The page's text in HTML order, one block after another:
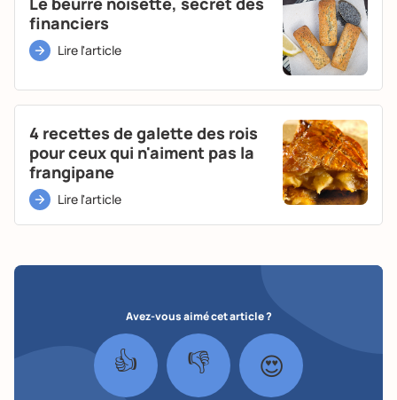
financiers
Lire l'article
4 recettes de galette des rois
pour ceux qui n'aiment pas la
frangipane
Lire l'article
Avez-vous aimé cet article ?
👍 👎 😍